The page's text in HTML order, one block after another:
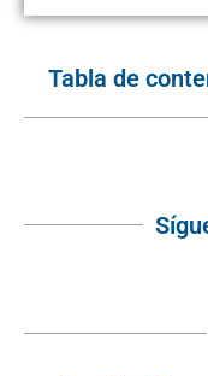
Tabla de